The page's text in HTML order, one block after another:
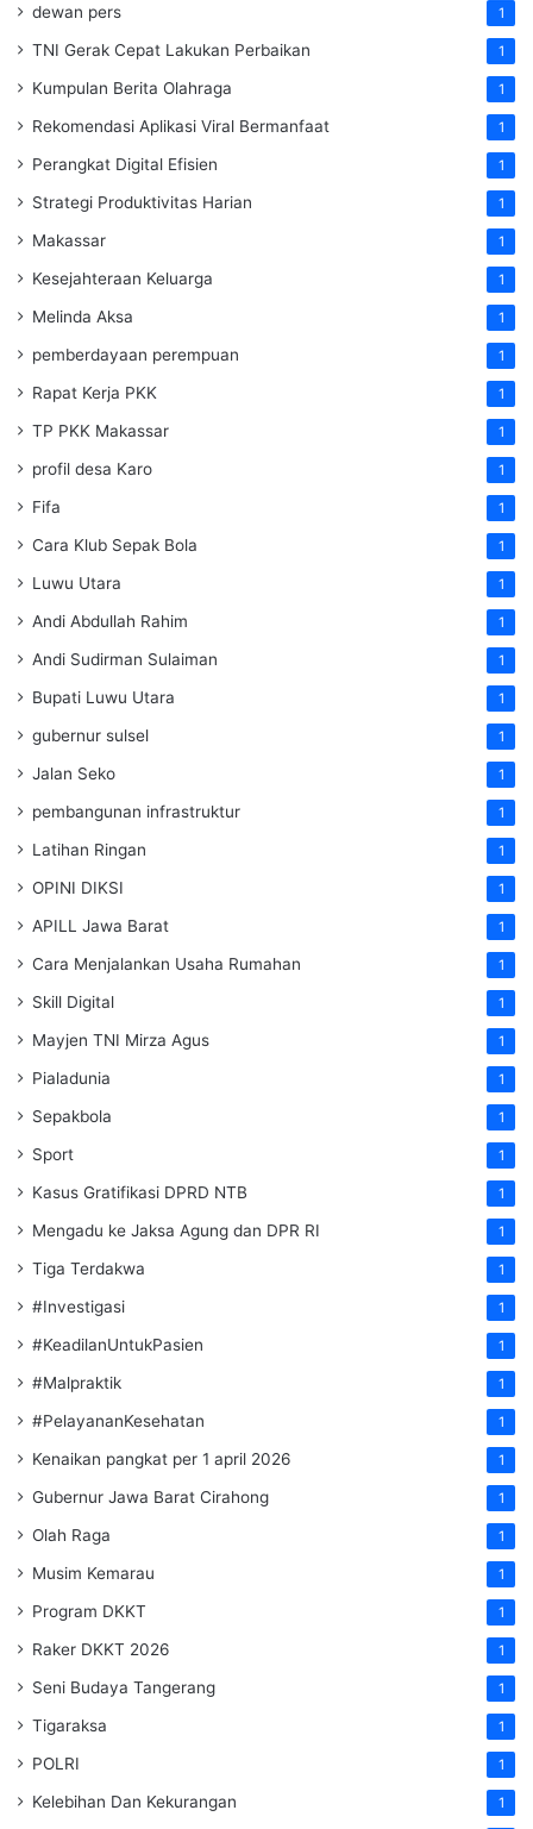
dewan pers 1
TNI Gerak Cepat Lakukan Perbaikan 1
Kumpulan Berita Olahraga 1
Rekomendasi Aplikasi Viral Bermanfaat 1
Perangkat Digital Efisien 1
Strategi Produktivitas Harian 1
Makassar 1
Kesejahteraan Keluarga 1
Melinda Aksa 1
pemberdayaan perempuan 1
Rapat Kerja PKK 1
TP PKK Makassar 1
profil desa Karo 1
Fifa 1
Cara Klub Sepak Bola 1
Luwu Utara 1
Andi Abdullah Rahim 1
Andi Sudirman Sulaiman 1
Bupati Luwu Utara 1
gubernur sulsel 1
Jalan Seko 1
pembangunan infrastruktur 1
Latihan Ringan 1
OPINI DIKSI 1
APILL Jawa Barat 1
Cara Menjalankan Usaha Rumahan 1
Skill Digital 1
Mayjen TNI Mirza Agus 1
Pialadunia 1
Sepakbola 1
Sport 1
Kasus Gratifikasi DPRD NTB 1
Mengadu ke Jaksa Agung dan DPR RI 1
Tiga Terdakwa 1
#Investigasi 1
#KeadilanUntukPasien 1
#Malpraktik 1
#PelayananKesehatan 1
Kenaikan pangkat per 1 april 2026 1
Gubernur Jawa Barat Cirahong 1
Olah Raga 1
Musim Kemarau 1
Program DKKT 1
Raker DKKT 2026 1
Seni Budaya Tangerang 1
Tigaraksa 1
POLRI 1
Kelebihan Dan Kekurangan 1